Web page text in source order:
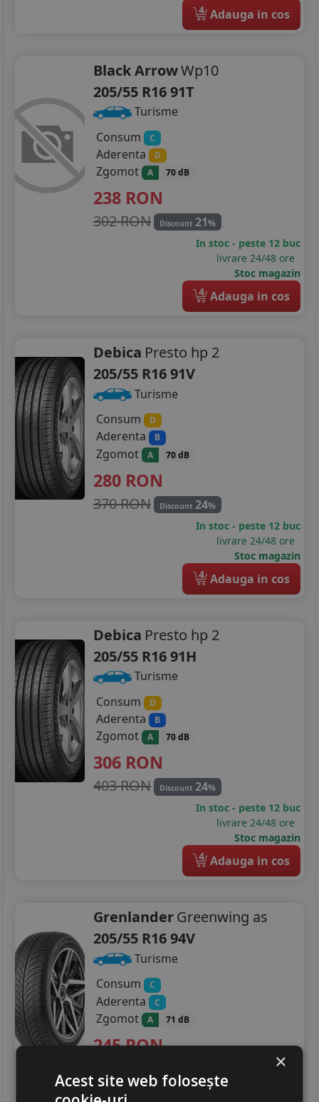
4 Adauga in cos
Black ArrowWp10
205/55 R16 91T
Turisme
Consum
C
Aderenta D
Zgomot A 70 dB
238 RON
302 RON Discount 21%
In stoc - peste 12 buc
livrare 24/48 ore
Stoc magazin
4 Adauga in cos
Debica Presto hp 2
205/55 R16 91V
Turisme
Consum
D
Aderenta B
Zgomot A 70 dB
280 RON
370 RON Discount 24%
In stoc - peste 12 buc
livrare 24/48 ore
Stoc magazin
4 Adauga in cos
Debica Presto hp 2
205/55 R16 91H
Turisme
Consum
D
Aderenta B
Zgomot A 70 dB
306 RON
403 RON Discount 24%
In stoc - peste 12 buc
livrare 24/48 ore
Stoc magazin
4 Adauga in cos
GrenlanderGreenwing as
205/55 R16 94V
Turisme
Consum
C
Aderenta C
Zgomot A 71 dB
245RON
In stoc - peste 12 buc
×
Acest site web folosește